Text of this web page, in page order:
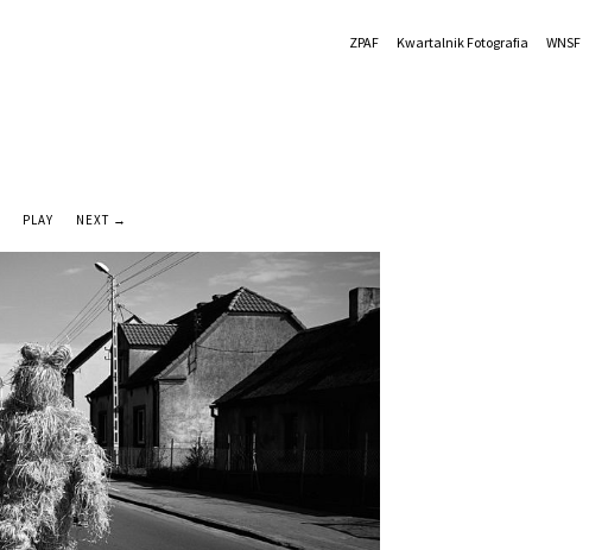
ZPAF Kwartalnik Fotografia WNSF
PLAY NEXT →